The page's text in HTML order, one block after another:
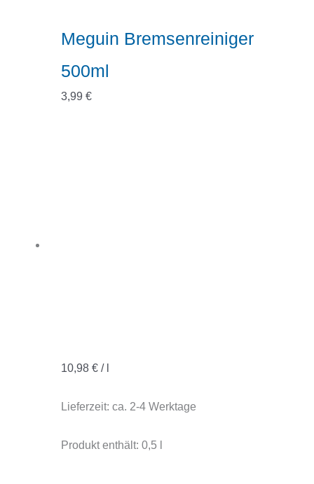
Meguin Bremsenreiniger
500ml
3,99 €
10,98 €/
Lieferzeit: ca. 2-4 Werktage
Produkt enthält: 0,5